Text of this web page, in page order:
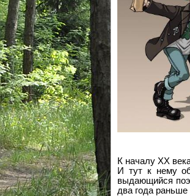
К началу XX
И тут к нему
выдающийся
два года